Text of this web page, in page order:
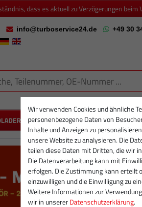
dass es aktuell zu Verzögerungen
info@turboservice24.de +49 30
NEU PARTIKELFILTER
Wir verwenden Cookies und ähnliche
personenbezogene Daten von
Inhalte und Anzeigen zu
unsere Website zu analysieren. Die
teilen diese Daten mit Dritten, die wir
Die Datenverarbeitung kann mit
erfolgen. Die Zustimmung kann erteilt
einzuwilligen und die Einwilligung zu
Weitere Informationen zur
wir in unsererDaten­schutz­erklärung.